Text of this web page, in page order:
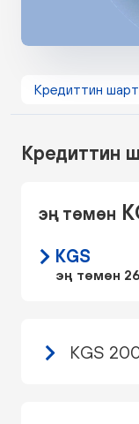
Кредиттин
Кредиттин
эң төмөн
KGS
эң төмөн
KGS